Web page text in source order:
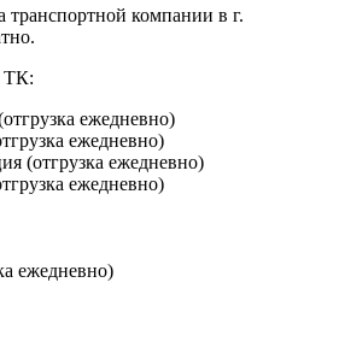
транспортной компании в г.
ТК:
ежедневно)
ежедневно)
(отгрузка ежедневно)
ежедневно)
ежедневно)